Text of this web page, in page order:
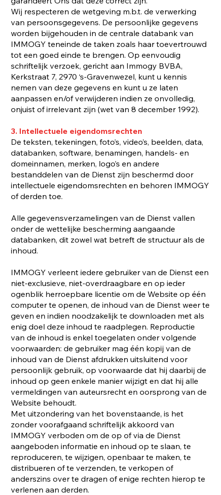
Wij respecteren de wetgeving m.b.t. de verwerking
van persoonsgegevens. De persoonlijke gegevens
worden bijgehouden in de centrale databank van
IMMOGY teneinde de taken zoals haar toevertrouwd
tot een goed einde te brengen. Op eenvoudig
schriftelijk verzoek, gericht aan Immogy BVBA,
Kerkstraat 7, 2970 ‘s-Gravenwezel, kunt u kennis
nemen van deze gegevens en kunt u ze laten
aanpassen en/of verwijderen indien ze onvolledig,
onjuist of irrelevant zijn (wet van 8 december 1992).
3. Intellectuele eigendomsrechten
De teksten, tekeningen, foto’s, video’s, beelden, data,
databanken, software, benamingen, handels- en
domeinnamen, merken, logo’s en andere
bestanddelen van de Dienst zijn beschermd door
intellectuele eigendomsrechten en behoren IMMOGY
of derden toe.
Alle gegevensverzamelingen van de Dienst vallen
onder de wettelijke bescherming aangaande
databanken, dit zowel wat betreft de structuur als de
inhoud.
IMMOGY verleent iedere gebruiker van de Dienst een
niet-exclusieve, niet-overdraagbare en op ieder
ogenblik herroepbare licentie om de Website op één
computer te openen, de inhoud van de Dienst weer te
geven en indien noodzakelijk te downloaden met als
enig doel deze inhoud te raadplegen. Reproductie
van de inhoud is enkel toegelaten onder volgende
voorwaarden: de gebruiker mag één kopij van de
inhoud van de Dienst afdrukken uitsluitend voor
persoonlijk gebruik, op voorwaarde dat hij daarbij de
inhoud op geen enkele manier wijzigt en dat hij alle
vermeldingen van auteursrecht en oorsprong van de
Website behoudt.
Met uitzondering van het bovenstaande, is het
zonder voorafgaand schriftelijk akkoord van
IMMOGY verboden om de op of via de Dienst
aangeboden informatie en inhoud op te slaan, te
reproduceren, te wijzigen, openbaar te maken, te
distribueren of te verzenden, te verkopen of
anderszins over te dragen of enige rechten hierop te
verlenen aan derden.